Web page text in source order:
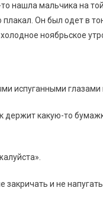
нашла мальчика на
плакал. Он был одет в
ноябрьское
испуганными глазами
какую-то
и не